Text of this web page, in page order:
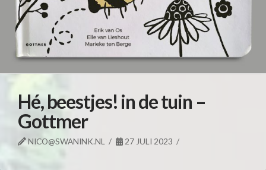
Hé, beestjes! in de tuin –
Gottmer
NICO@SWANINK.NL 27 JULI 2023